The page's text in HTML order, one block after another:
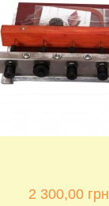
2 300,00 грн